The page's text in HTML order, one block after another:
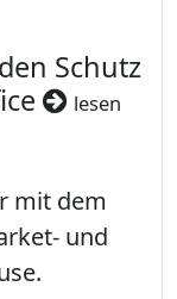
Schutz
lesen
mit dem
und